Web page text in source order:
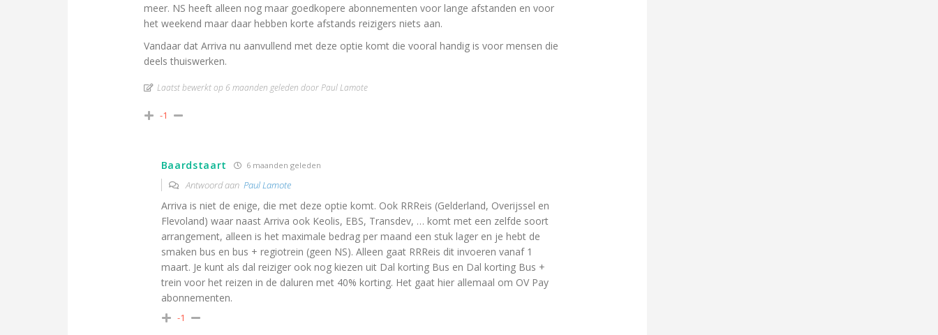
meer. NS heeft alleen nog maar goedkopere abonnementen voor lange afstanden en voor
het weekend maar daar hebben korte afstands reizigers niets aan.
Vandaar dat Arriva nu aanvullend met deze optie komt die vooral handig is voor mensen die
deels thuiswerken.
Laatst bewerkt op 6 maanden geleden door Paul Lamote
-1
Baardstaart 6 maanden geleden
Antwoord aan Paul Lamote
Arriva is niet de enige, die met deze optie komt. Ook RRReis (Gelderland, Overijssel en
Flevoland) waar naast Arriva ook Keolis, EBS, Transdev, … komt met een zelfde soort
arrangement, alleen is het maximale bedrag per maand een stuk lager en je hebt de
smaken bus en bus + regiotrein (geen NS). Alleen gaat RRReis dit invoeren vanaf 1
maart. Je kunt als dal reiziger ook nog kiezen uit Dal korting Bus en Dal korting Bus +
trein voor het reizen in de daluren met 40% korting. Het gaat hier allemaal om OV Pay
abonnementen.
-1